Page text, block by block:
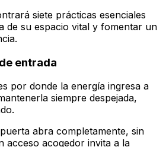
siete prácticas esenciales
de su espacio vital y fomentar un
entrada
por donde la energía ingresa a
siempre despejada,
abra completamente, sin
acceso acogedor invita a la